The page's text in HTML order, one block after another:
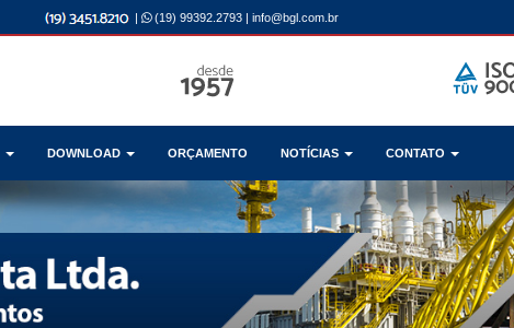
| (19) 99392.2793 | info@bgl.com.br
DOWNLOAD ORÇAMENTO NOTÍCIAS CONTATO